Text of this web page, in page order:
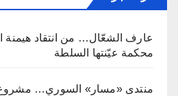
عارف الشعّال… من انتقاد هيمنة
محكمة عيّنتها السلطة
منتدى «مسار» السوري… مشروع